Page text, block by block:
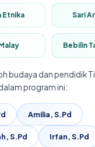
Etnika Sari
Bebilin
budaya dan pendidik
program ini:
Amilia, S.Pd
S.Pd Irfan, S.Pd